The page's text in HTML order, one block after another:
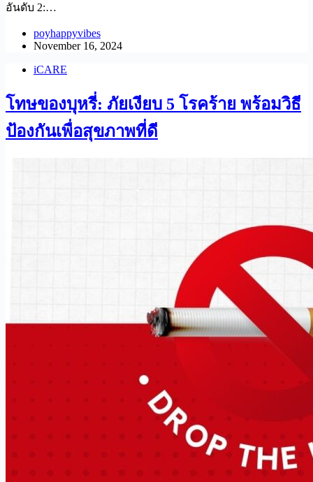
อันดับ 2:…
poyhappyvibes
November 16, 2024
iCARE
โทษของบุหรี่: ภัยเงียบ 5 โรคร้าย พร้อมวิธี
ป้องกันเพื่อสุขภาพที่ดี